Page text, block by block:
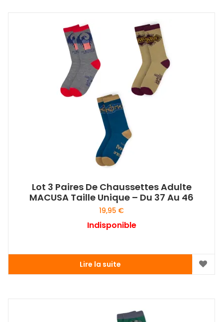
Lot 3 Paires De Chaussettes Adulte
MACUSA Taille Unique – Du 37 Au 46
19,95 €
Indisponible
Lire la suite